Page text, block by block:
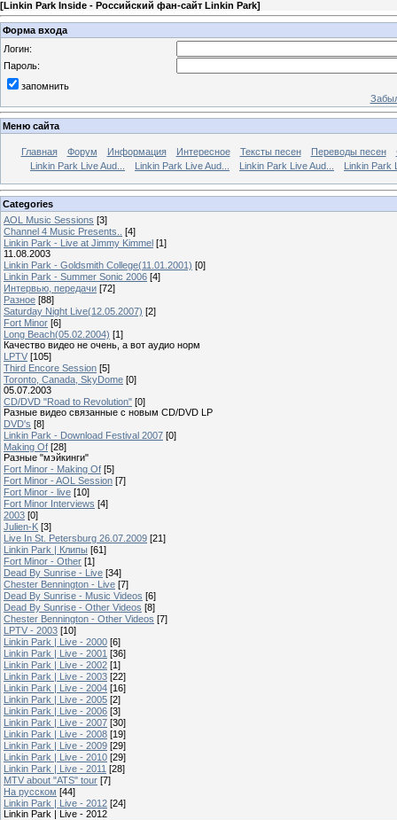
[Linkin Park Inside - Российский фан-сайт Linkin Park]
Форма входа
Логин:
Пароль:
запомнить
Меню сайта
Главная Форум Информация Интересное Тексты песен Переводы песен
Linkin Park Live Aud...
Linkin Park Live Aud... Linkin Park Live Aud... Linkin Park
Categories
AOL Music Sessions [3]
Channel 4 Music Presents..
[4]
Linkin Park - Live at Jimmy Kimmel [1]
11.08.2003
Linkin Park - Goldsmith College(11.01.2001) [0]
Linkin Park - Summer Sonic 2006 [4]
Интервью, передачи [72]
Разное [88]
Saturday Night Live(12.05.2007) [2]
Fort Minor [6]
Long Beach(05.02.2004) [1]
Качество видео не очень, а вот аудио норм
LPTV [105]
Third Encore Session [5]
Toronto, Canada, SkyDome [0]
05.07.2003
CD/DVD "Road to Revolution" [0]
Разные видео связанные с новым CD/DVD LP
DVD's [8]
Linkin Park - Download Festival 2007 [0]
Making Of [28]
Разные "мэйкинги"
Fort Minor - Making Of [5]
Fort Minor - AOL Session [7]
Fort Minor - live [10]
Fort Minor Interviews [4]
2003 [0]
Julien-K [3]
Live In St. Petersburg 26.07.2009 [21]
Linkin Park | Клипы [61]
Fort Minor - Other [1]
Dead By Sunrise - Live [34]
Chester Bennington - Live [7]
Dead By Sunrise - Music Videos [6]
Dead By Sunrise - Other Videos [8]
Chester Bennington - Other Videos [7]
LPTV - 2003 [10]
Linkin Park | Live - 2000 [6]
Linkin Park | Live - 2001 [36]
Linkin Park | Live - 2002 [1]
Linkin Park | Live - 2003 [22]
Linkin Park | Live - 2004 [16]
Linkin Park | Live - 2005 [2]
Linkin Park | Live - 2006 [3]
Linkin Park | Live - 2007 [30]
Linkin Park | Live - 2008 [19]
Linkin Park | Live - 2009 [29]
Linkin Park | Live - 2010 [29]
Linkin Park | Live - 2011 [28]
MTV about "ATS" tour [7]
На русском [44]
Linkin Park | Live - 2012 [24]
Linkin Park | Live - 2012